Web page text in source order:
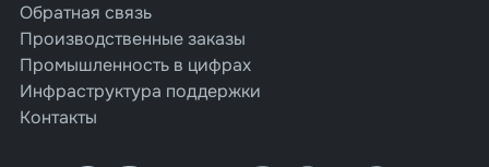
Обратная связь
Производственные заказы
Промышленность в цифрах
Инфраструктура поддержки
Контакты